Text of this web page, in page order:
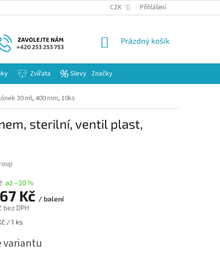
CZK Přihlášení
NÁKUPNÍ
Prázdný košík
Zvířata Slevy Značky
30 ml, 400 mm, 10ks
sterilní, ventil plast,
až –30 %
Kč / balení
bez DPH
/ 1 ks
variantu